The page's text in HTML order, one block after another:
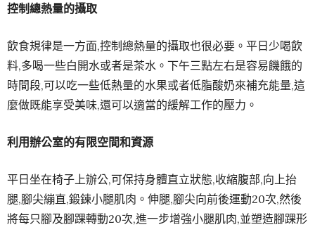
控制總熱量的攝取
飲食規律是一方面,控制總熱量的攝取也很必要。平日少喝飲
料,多喝一些白開水或者是茶水。下午三點左右是容易饑餓的
時間段,可以吃一些低熱量的水果或者低脂酸奶來補充能量,這
麼做既能享受美味,還可以適當的緩解工作的壓力。
利用辦公室的有限空間和資源
平日坐在椅子上辦公,可保持身體直立狀態,收縮腹部,向上抬
腿,腳尖繃直,鍛鍊小腿肌肉。伸腿,腳尖向前後運動20次,然後
將每只腳及腳踝轉動20次,進一步增強小腿肌肉,並塑造腳踝形